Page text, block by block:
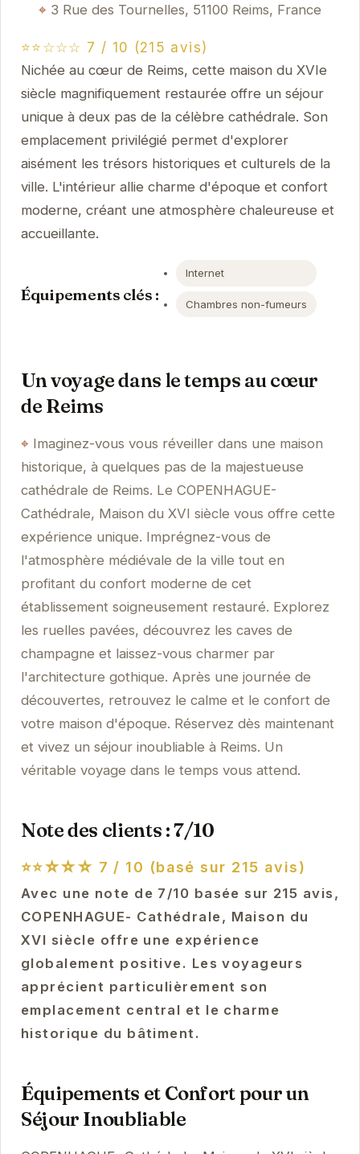
3 Rue des Tournelles, 51100 Reims, France
⭐⭐☆☆☆ 7 / 10 (215 avis)
Nichée au cœur de Reims, cette maison du XVIe
siècle magnifiquement restaurée offre un séjour
unique à deux pas de la célèbre cathédrale. Son
emplacement privilégié permet d'explorer
aisément les trésors historiques et culturels de la
ville. L'intérieur allie charme d'époque et confort
moderne, créant une atmosphère chaleureuse et
accueillante.
Équipements clés :
Internet
Chambres non-fumeurs
Un voyage dans le temps au cœur
de Reims
Imaginez-vous vous réveiller dans une maison
historique, à quelques pas de la majestueuse
cathédrale de Reims. Le COPENHAGUE-
Cathédrale, Maison du XVI siècle vous offre cette
expérience unique. Imprégnez-vous de
l'atmosphère médiévale de la ville tout en
profitant du confort moderne de cet
établissement soigneusement restauré. Explorez
les ruelles pavées, découvrez les caves de
champagne et laissez-vous charmer par
l'architecture gothique. Après une journée de
découvertes, retrouvez le calme et le confort de
votre maison d'époque. Réservez dès maintenant
et vivez un séjour inoubliable à Reims. Un
véritable voyage dans le temps vous attend.
Note des clients : 7/10
⭐⭐☆☆☆ 7 / 10 (basé sur 215 avis)
Avec une note de 7/10 basée sur 215 avis,
COPENHAGUE- Cathédrale, Maison du
XVI siècle offre une expérience
globalement positive. Les voyageurs
apprécient particulièrement son
emplacement central et le charme
historique du bâtiment.
Équipements et Confort pour un
Séjour Inoubliable